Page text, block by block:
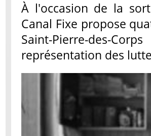
À l'occasion de la
Canal Fixe propose
Saint-Pierre-des-
représentation des